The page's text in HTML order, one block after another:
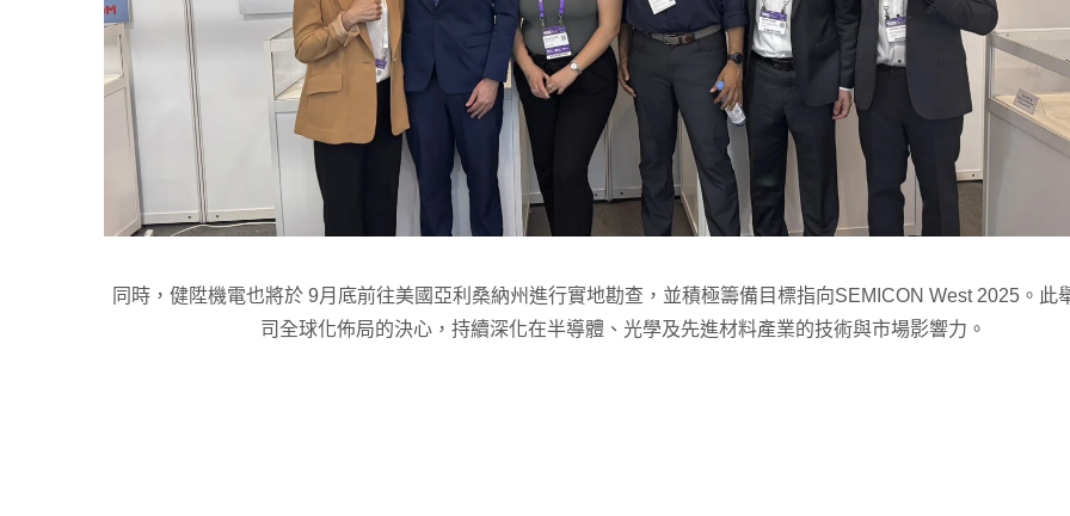
同時，健陞機電也將於 9月底前往美國亞利桑納州進行實地勘查，並積極籌備目標指向SEMICON West 2025。此
司全球化佈局的決心，持續深化在半導體、光學及先進材料產業的技術與市場影響力。